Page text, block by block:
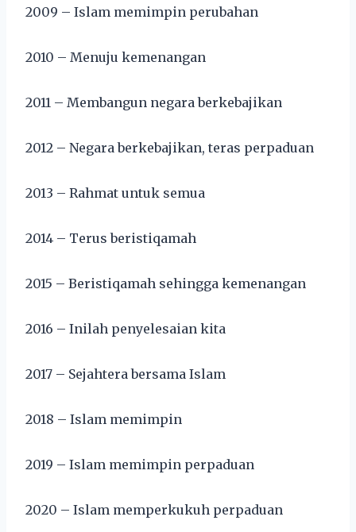
2009 – Islam memimpin perubahan
2010 – Menuju kemenangan
2011 – Membangun negara berkebajikan
2012 – Negara berkebajikan, teras perpaduan
2013 – Rahmat untuk semua
2014 – Terus beristiqamah
2015 – Beristiqamah sehingga kemenangan
2016 – Inilah penyelesaian kita
2017 – Sejahtera bersama Islam
2018 – Islam memimpin
2019 – Islam memimpin perpaduan
2020 – Islam memperkukuh perpaduan